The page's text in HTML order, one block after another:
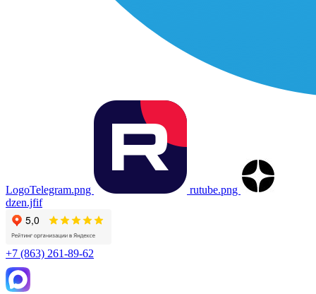
LogoTelegram.png
rutube.png
dzen.jfif
+7 (863) 261-89-62